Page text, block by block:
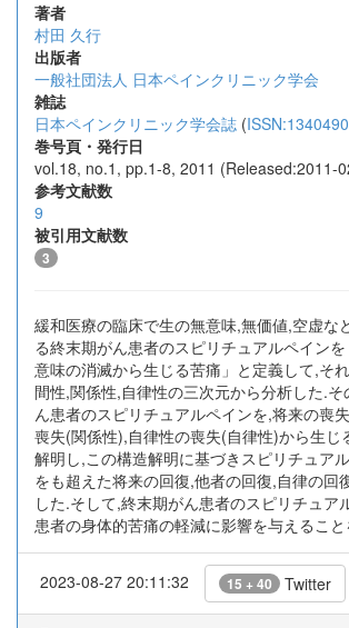
著者
村田 久行
出版者
一般社団法人 日本ペインクリニック学会
雑誌
日本ペインクリニック学会誌 (
巻号頁・発行日
vol.18, no.1, pp.1-8, 2011 (Released:2011-
参考文献数
9
被引用文献数
3
緩和医療の臨床で生の無意味,無価値,空虚な
る終末期がん患者のスピリチュアルペイン
意味の消滅から生じる苦痛」と定義して,そ
間性,関係性,自律性の三次元から分析した.
ん患者のスピリチュアルペインを,将来の喪
喪失(関係性),自律性の喪失(自律性)から生じ
解明し,この構造解明に基づきスピリチュア
をも超えた将来の回復,他者の回復,自律の回
した.そして,終末期がん患者のスピリチュア
患者の身体的苦痛の軽減に影響を与えるこ
2023-08-27 20:11:32 15 + 40 Twitter